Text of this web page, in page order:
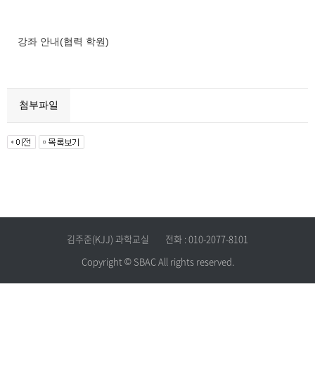
강좌 안내(협력 학원)
첨부파일
김주준(KJJ) 과학교실
전화 : 010-2077-8101
Copyright © SBAC All rights reserved.